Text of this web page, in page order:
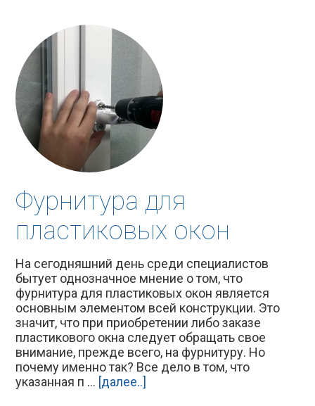
Фурнитура для
пластиковых окон
На сегодняшний день среди специалистов
бытует однозначное мнение о том, что
фурнитура для пластиковых окон является
основным элементом всей конструкции. Это
значит, что при приобретении либо заказе
пластикового окна следует обращать свое
внимание, прежде всего, на фурнитуру. Но
почему именно так? Все дело в том, что
указанная п ... [далее..]